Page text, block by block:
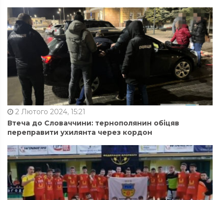
2 Лютого 2024, 15:21
Втеча до Словаччини: тернополянин обіцяв
переправити ухилянта через кордон